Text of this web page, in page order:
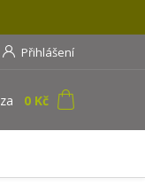
Přihlášení
za 0 Kč